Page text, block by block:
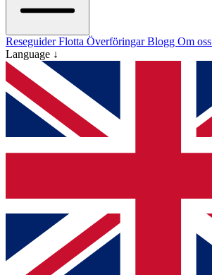
ReseguiderFlotta ÖverföringarBlogg Om oss
Language ↓